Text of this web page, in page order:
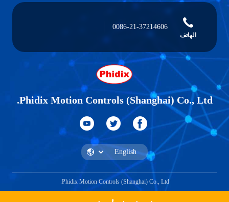
الهاتف
0086-21-37214606
Phidix Motion Controls (Shanghai) Co., Ltd.
Phidix Motion Controls (Shanghai) Co., Ltd.